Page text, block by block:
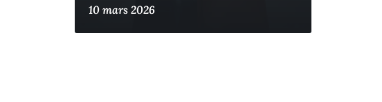
10 mars 2026